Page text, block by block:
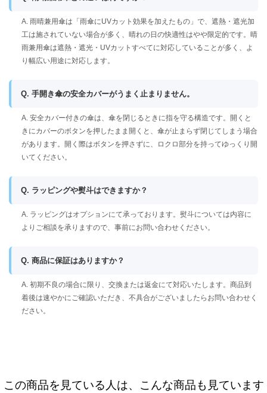
A. 雨晴兼用傘は「雨傘にUVカット効果を加えたもの」で、遮熱・遮光加
工は施されていない場合が多く、晴れの日の快適性はやや限定的です。晴
雨兼用傘は遮熱・遮光・UVカットすべてに対応していることが多く、よ
り幅広い用途に対応します。
Q. 手開き傘の安全カバーがうまく止まりません。
A. 安全カバー付きの傘は、傘を閉じるときに指を守る構造です。開くと
きにカバーのボタンを押したまま開くと、傘が止まらず閉じてしまう場合
があります。開く際はボタンを押さずに、ロクロ部分を持ってゆっくり開
いてください。
Q. ラッピングや熨斗はできますか？
A. ラッピングはオプションにて承っております。熨斗については内容に
よりご相談を承りますので、事前にお問い合わせください。
Q. 商品に保証はありますか？
A. 初期不良の場合に限り、交換または返金にて対応いたします。商品到
着後は速やかにご確認いただき、不具合がございましたらお問い合わせく
ださい。
この商品を見ている人は、こんな商品も見ています